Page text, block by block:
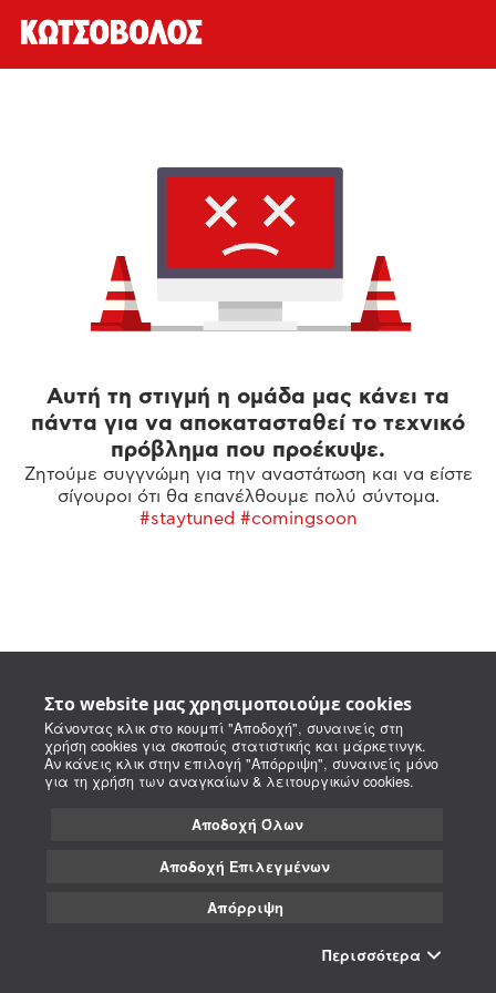
Στο website μας χρησιμοποιούμε cookies
Κάνοντας κλικ στο κουμπί "Αποδοχή", συναινείς στη
χρήση cookies για σκοπούς στατιστικής και μάρκετινγκ.
Αν κάνεις κλικ στην επιλογή "Απόρριψη", συναινείς μόνο
για τη χρήση των αναγκαίων & λειτουργικών cookies.
Αποδοχή Όλων
Αποδοχή Επιλεγμένων
Απόρριψη
Περισσότερα
Αυτή τη στιγμή η ομάδα μας κάνει τα
πάντα για να αποκατασταθεί το τεχνικό
πρόβλημα που προέκυψε.
Ζητούμε συγγνώμη για την αναστάτωση και να είστε
σίγουροι ότι θα επανέλθουμε πολύ σύντομα.
#staytuned #comingsoon